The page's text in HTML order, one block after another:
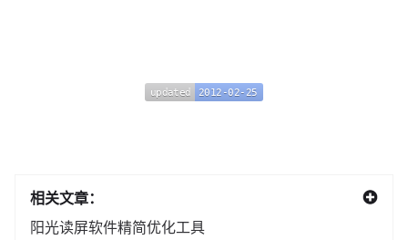
updated
updated 2012-02-25
2012-02-25
相关文章：
阳光读屏软件精简优化工具